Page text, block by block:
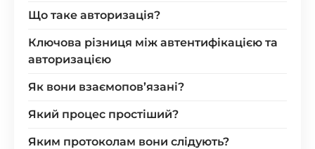
Що таке авторизація?
Ключова різниця між автентифікацією та
авторизацією
Як вони взаємопов’язані?
Який процес простіший?
Яким протоколам вони слідують?